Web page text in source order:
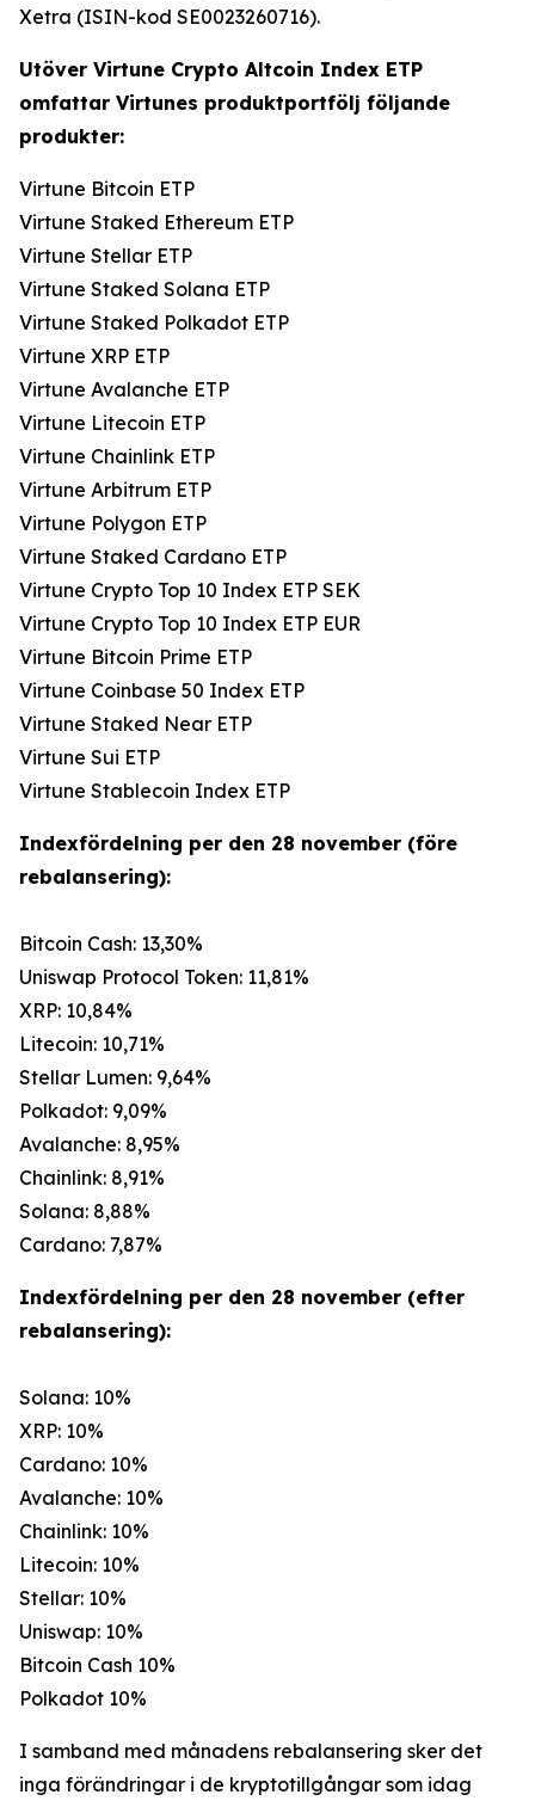
Xetra (ISIN-kod SE0023260716).
Utöver Virtune Crypto Altcoin Index ETP
omfattar Virtunes produktportfölj följande
produkter:
Virtune Bitcoin ETP
Virtune Staked Ethereum ETP
Virtune Stellar ETP
Virtune Staked Solana ETP
Virtune Staked Polkadot ETP
Virtune XRP ETP
Virtune Avalanche ETP
Virtune Litecoin ETP
Virtune Chainlink ETP
Virtune Arbitrum ETP
Virtune Polygon ETP
Virtune Staked Cardano ETP
Virtune Crypto Top 10 Index ETP SEK
Virtune Crypto Top 10 Index ETP EUR
Virtune Bitcoin Prime ETP
Virtune Coinbase 50 Index ETP
Virtune Staked Near ETP
Virtune Sui ETP
Virtune Stablecoin Index ETP
Indexfördelning per den 28 november (före
rebalansering):
Bitcoin Cash: 13,30%
Uniswap Protocol Token: 11,81%
XRP: 10,84%
Litecoin: 10,71%
Stellar Lumen: 9,64%
Polkadot: 9,09%
Avalanche: 8,95%
Chainlink: 8,91%
Solana: 8,88%
Cardano: 7,87%
Indexfördelning per den 28 november (efter
rebalansering):
Solana: 10%
XRP: 10%
Cardano: 10%
Avalanche: 10%
Chainlink: 10%
Litecoin: 10%
Stellar: 10%
Uniswap: 10%
Bitcoin Cash 10%
Polkadot 10%
I samband med månadens rebalansering sker det
inga förändringar i de kryptotillgångar som idag